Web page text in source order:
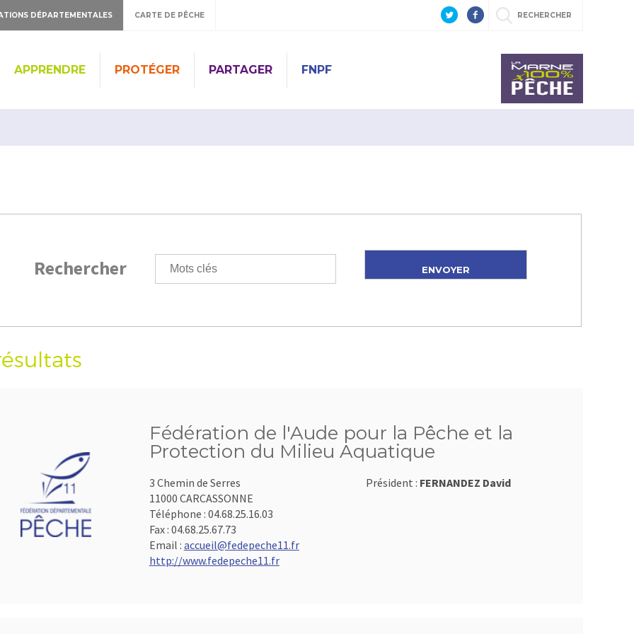
DÉPARTEMENTALES CARTE DE PÊCHE RECHERCHER
APPRENDRE PROTÉGER PARTAGER FNPF
Rechercher
Fédération de l'Aude pour la Pêche et la
Protection du Milieu Aquatique
3 Chemin de Serres
11000 CARCASSONNE
Téléphone : 04.68.25.16.03
Fax : 04.68.25.67.73
Email : accueil@fedepeche11.fr
http://www.fedepeche11.fr
Président : FERNANDEZ David